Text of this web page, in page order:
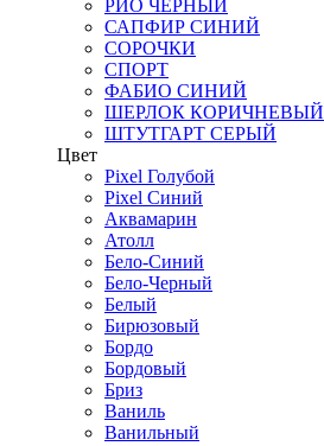
РИО ЧЕРНЫЙ
САПФИР СИНИЙ
СОРОЧКИ
СПОРТ
ФАБИО СИНИЙ
ШЕРЛОК КОРИЧНЕВЫЙ
ШТУТГАРТ СЕРЫЙ
Цвет
Pixel Голубой
Pixel Синий
Аквамарин
Атолл
Бело-Синий
Бело-Черный
Белый
Бирюзовый
Бордо
Бордовый
Бриз
Ваниль
Ванильный